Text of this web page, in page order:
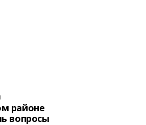
районе
вопросы